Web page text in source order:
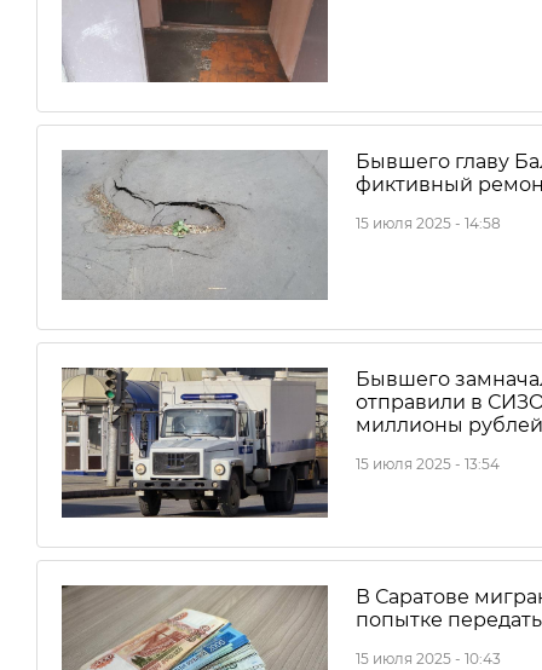
Бывшего главу
фиктивный
15 июля 2025 - 14:58
Бывшего
отправили в
миллионы рублей
15 июля 2025 - 13:54
В Саратове
попытке
15 июля 2025 - 10:43